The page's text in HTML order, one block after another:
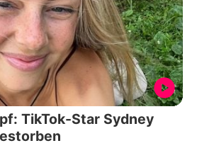
TikTok-Star Sydney